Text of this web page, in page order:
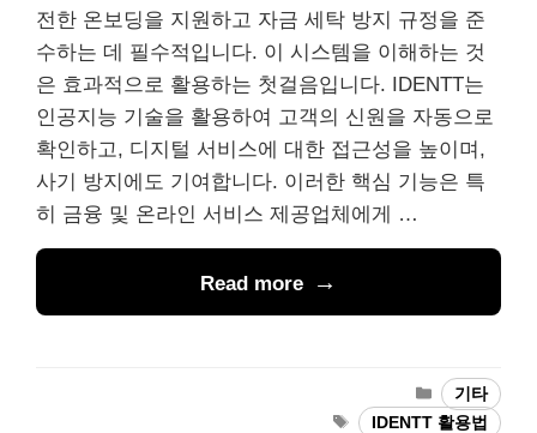
전한 온보딩을 지원하고 자금 세탁 방지 규정을 준
수하는 데 필수적입니다. 이 시스템을 이해하는 것
은 효과적으로 활용하는 첫걸음입니다. IDENTT는
인공지능 기술을 활용하여 고객의 신원을 자동으로
확인하고, 디지털 서비스에 대한 접근성을 높이며,
사기 방지에도 기여합니다. 이러한 핵심 기능은 특
히 금융 및 온라인 서비스 제공업체에게 …
Read more
Categories
기타
TagsIDENTT 활용법